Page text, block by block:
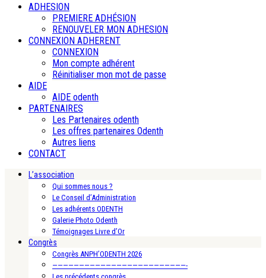
ADHESION
PREMIERE ADHÉSION
RENOUVELER MON ADHESION
CONNEXION ADHERENT
CONNEXION
Mon compte adhérent
Réinitialiser mon mot de passe
AIDE
AIDE odenth
PARTENAIRES
Les Partenaires odenth
Les offres partenaires Odenth
Autres liens
CONTACT
L’association
Qui sommes nous ?
Le Conseil d’Administration
Les adhérents ODENTH
Galerie Photo Odenth
Témoignages Livre d’Or
Congrès
Congrès ANPH’ODENTH 2026
—————————————————————————-